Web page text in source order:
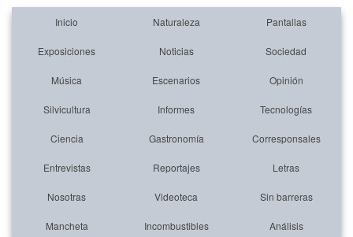
Inicio Naturaleza Pantallas
Exposiciones Noticias Sociedad
Música Escenarios Opinión
Silvicultura Informes Tecnologías
Ciencia Gastronomía Corresponsales
Entrevistas Reportajes Letras
Nosotras Videoteca Sin barreras
Mancheta Incombustibles Análisis